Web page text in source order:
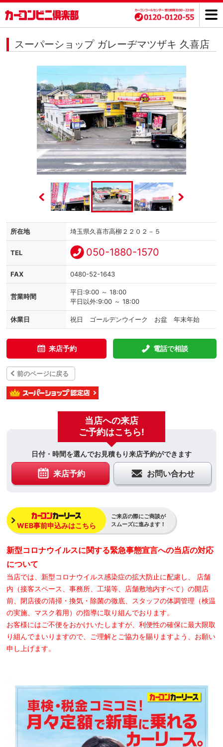
スーパーショップ ガレーヂマツザキ 久喜店
所在地 埼玉県久喜市高柳２２０２－５
TEL 050-1880-1570
FAX 0480-52-1643
営業時間
平日:9:00 ～ 18:00
平日以外:9:00 ～ 18:00
休業日 祝日 ゴールデンウイーク お盆 年末年始
来店予約 電話で相談
前のページに戻る
当店への来店
ご予約はこちら!
日付・時間を選んでお見積もり来店予約ができます
来店予約 お問い合わせ
WEB事前申込みはこちら
ご来店の際にご商談が
スムーズに進みます！
新型コロナウイルスに関する緊急事態宣言への当店の対応
について
当店では、新型コロナウイルス感染症の拡大防止に配慮し、 店舗
内（接客スペース、事務所、工場等、店舗敷地内すべて）の開店
前、閉店後の清掃・換気・除菌の徹底、スタッフの体調管理（検温
の実施、マスク着用）の指導に取り組んでおります。
お客様にはご不便をおかけいたしますが、利便性の確保に最大限取
り組んでまいりますので、ご理解とご協力を賜りますよう、お願い
申し上げます。